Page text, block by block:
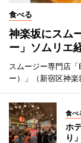
食べる
神楽坂にスム
ー」ソムリエ
スムージー専門店
ー）」（新宿区神楽
食べ
ホ
り